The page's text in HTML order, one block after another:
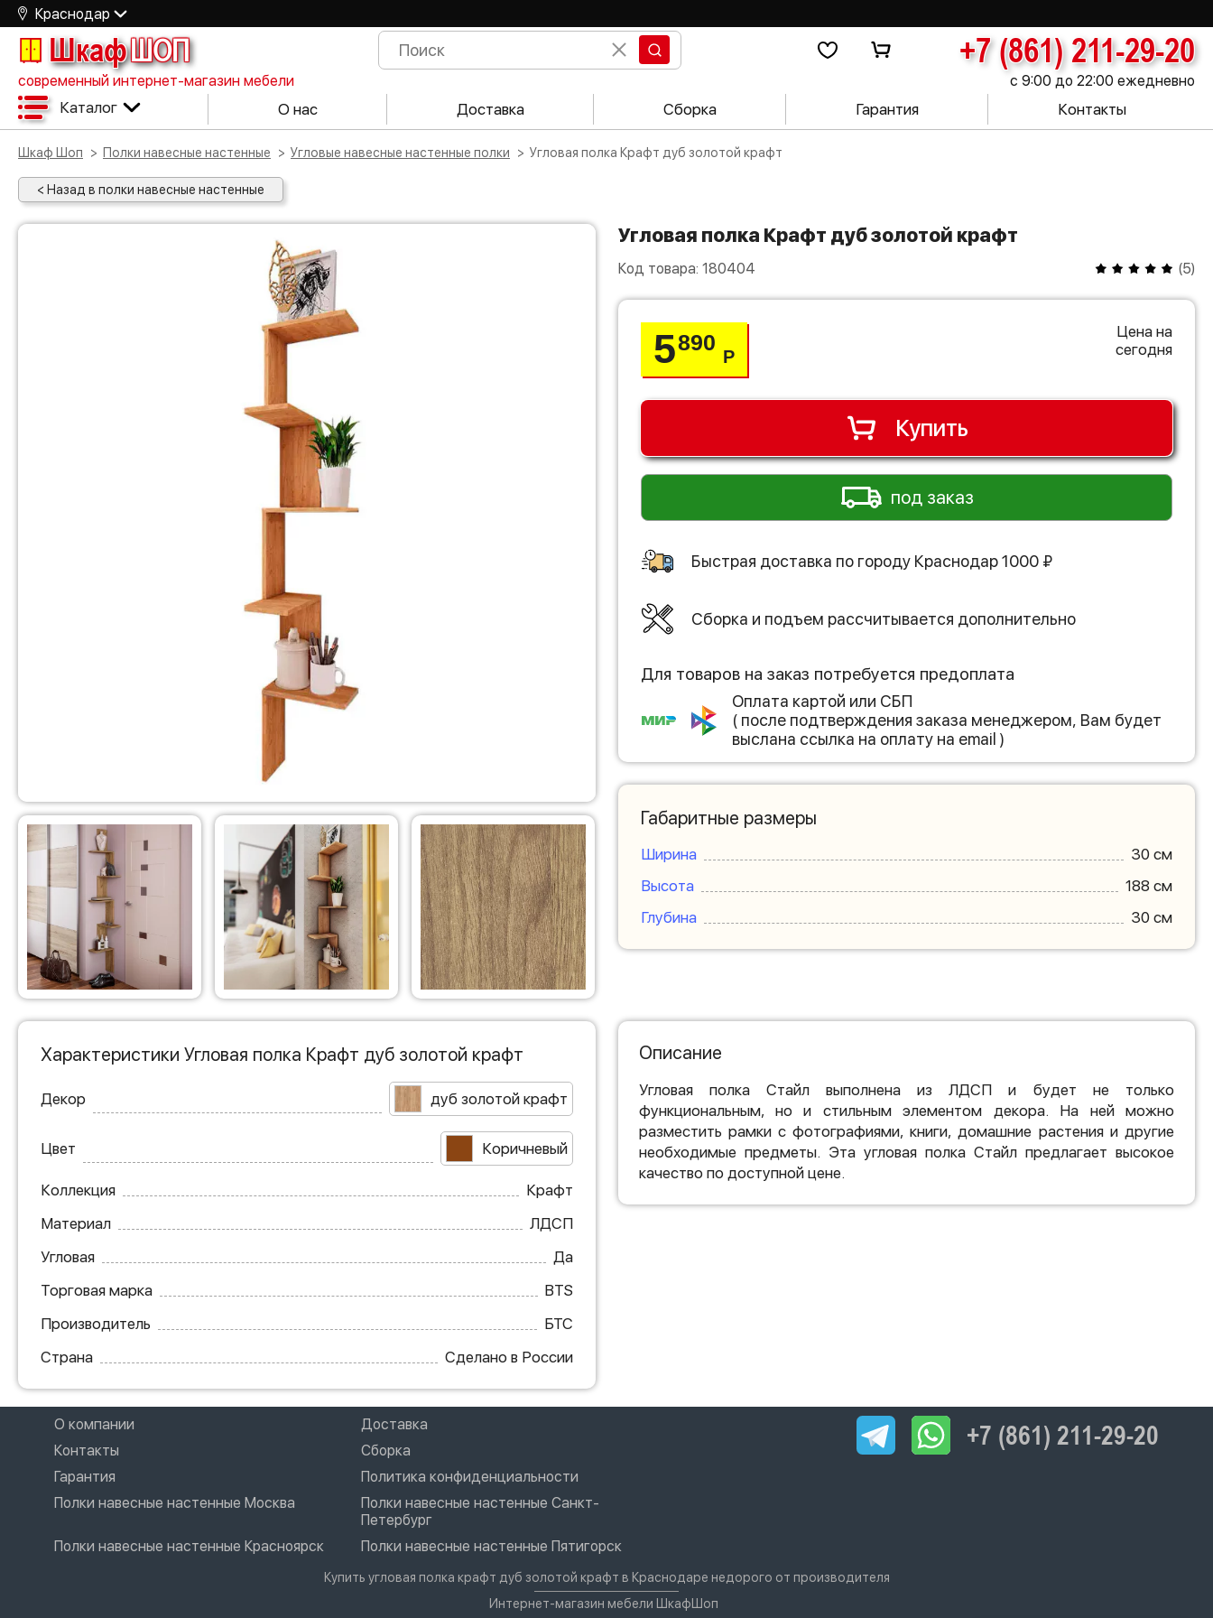
Краснодар
ШкафШОП +7 (861) 211-29-20
современный интернет-магазин мебели с 9:00 до 22:00 ежедневно
Каталог О нас Доставка Сборка Гарантия Контакты
Шкаф Шоп Полки навесные настенные Угловые навесные настенные полки Угловая полка Крафт дуб золотой крафт
< Назад в полки навесные настенные
Угловая полка Крафт дуб золотой крафт
Код товара: 180404 (5)
5890
Р
Цена на
сегодня
Купить
под заказ
Быстрая доставка по городу Краснодар 1000 ₽
Сборка и подъем рассчитывается дополнительно
Для товаров на заказ потребуется предоплата
Оплата картой или СБП
( после подтверждения заказа менеджером, Вам будет
выслана ссылка на оплату на email )
Габаритные размеры
Ширина
30 см
Высота
188 см
Глубина
30 см
Характеристики Угловая полка Крафт дуб золотой крафт
Декор дуб золотой крафт
Цвет Коричневый
Коллекция
Крафт
Материал
ЛДСП
Угловая
Да
Торговая марка
BTS
Производитель
БТС
Страна
Сделано в России
Описание
Угловая полка Стайл выполнена из ЛДСП и будет не только
функциональным, но и стильным элементом декора. На ней можно
разместить рамки с фотографиями, книги, домашние растения и другие
необходимые предметы. Эта угловая полка Стайл предлагает высокое
качество по доступной цене.
О компании
Доставка
Контакты
Сборка
Гарантия
Политика конфиденциальности
Полки навесные настенные Москва
Полки навесные настенные Санкт-
Петербург
Полки навесные настенные Красноярск
Полки навесные настенные Пятигорск
+7 (861) 211-29-20
Купить угловая полка крафт дуб золотой крафт в Краснодаре недорого от производителя
Интернет-магазин мебели ШкафШоп